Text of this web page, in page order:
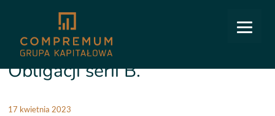
Relacje inwestorskie
Przedterminowy wykup
Obligacji serii B.
17 kwietnia 2023